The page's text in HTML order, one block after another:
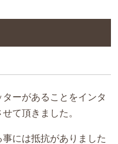
ーがあることをインタ
て頂きました。
には抵抗がありました